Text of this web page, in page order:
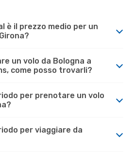
è il prezzo medio per un
un volo da Bologna a
come posso trovarli?
per prenotare un volo
per viaggiare da